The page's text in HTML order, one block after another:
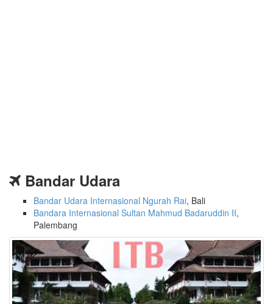
Bandar Udara
Bandar Udara Internasional Ngurah Rai, Bali
Bandara Internasional Sultan Mahmud Badaruddin II,
Palembang